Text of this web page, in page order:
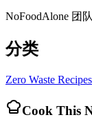
NoFoodAlone 团队
分类
Zero Waste Recipes
Cook This